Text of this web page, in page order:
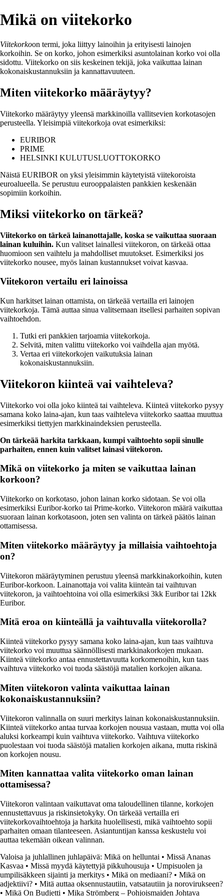
Mikä on viitekorko
Viitekorkoon termi, joka liittyy lainoihin ja erityisesti lainojen
korkoihin. Se on korko, johon esimerkiksi asuntolainan korko voi olla
sidottu. Viitekorko on siis keskeinen tekijä, joka vaikuttaa lainan
kokonaiskustannuksiin ja kannattavuuteen.
Miten viitekorko määräytyy?
Viitekorko määräytyy yleensä markkinoilla vallitsevien korkotasojen
perusteella. Yleisimpiä viitekorkoja ovat esimerkiksi:
EURIBOR
PRIME
HELSINKI KULUTUSLUOTTOKORKO
Näistä EURIBOR on yksi yleisimmin käytetyistä viitekoroista
euroalueella. Se perustuu eurooppalaisten pankkien keskenään
sopimiin korkoihin.
Miksi viitekorko on tärkeä?
Viitekorko on tärkeä lainanottajalle, koska se vaikuttaa suoraan
lainan kuluihin. Kun valitset lainallesi viitekoron, on tärkeää ottaa
huomioon sen vaihtelu ja mahdolliset muutokset. Esimerkiksi jos
viitekorko nousee, myös lainan kustannukset voivat kasvaa.
Viitekoron vertailu eri lainoissa
Kun harkitset lainan ottamista, on tärkeää vertailla eri lainojen
viitekorkoja. Tämä auttaa sinua valitsemaan itsellesi parhaiten sopivan
vaihtoehdon.
Tutki eri pankkien tarjoamia viitekorkoja.
Selvitä, miten valittu viitekorko voi vaihdella ajan myötä.
Vertaa eri viitekorkojen vaikutuksia lainan
kokonaiskustannuksiin.
Viitekoron kiinteä vai vaihteleva?
Viitekorko voi olla joko kiinteä tai vaihteleva. Kiinteä viitekorko pysyy
samana koko laina-ajan, kun taas vaihteleva viitekorko saattaa muuttua
esimerkiksi tiettyjen markkinaindeksien perusteella.
On tärkeää harkita tarkkaan, kumpi vaihtoehto sopii sinulle
parhaiten, ennen kuin valitset lainasi viitekoron.
Mikä on viitekorko ja miten se vaikuttaa lainan
korkoon?
Viitekorko on korkotaso, johon lainan korko sidotaan. Se voi olla
esimerkiksi Euribor-korko tai Prime-korko. Viitekoron määrä vaikuttaa
suoraan lainan korkotasoon, joten sen valinta on tärkeä päätös lainan
ottamisessa.
Miten viitekorko määräytyy ja millaisia vaihtoehtoja
on?
Viitekoron määräytyminen perustuu yleensä markkinakorkoihin, kuten
Euribor-korkoon. Lainanottaja voi valita kiinteän tai vaihtuvan
viitekoron, ja vaihtoehtoina voi olla esimerkiksi 3kk Euribor tai 12kk
Euribor.
Mitä eroa on kiinteällä ja vaihtuvalla viitekorolla?
Kiinteä viitekorko pysyy samana koko laina-ajan, kun taas vaihtuva
viitekorko voi muuttua säännöllisesti markkinakorkojen mukaan.
Kiinteä viitekorko antaa ennustettavuutta korkomenoihin, kun taas
vaihtuva viitekorko voi tuoda säästöjä matalien korkojen aikana.
Miten viitekoron valinta vaikuttaa lainan
kokonaiskustannuksiin?
Viitekoron valinnalla on suuri merkitys lainan kokonaiskustannuksiin.
Kiinteä viitekorko antaa turvaa korkojen nousua vastaan, mutta voi olla
aluksi korkeampi kuin vaihtuva viitekorko. Vaihtuva viitekorko
puolestaan voi tuoda säästöjä matalien korkojen aikana, mutta riskinä
on korkojen nousu.
Miten kannattaa valita viitekorko oman lainan
ottamisessa?
Viitekoron valintaan vaikuttavat oma taloudellinen tilanne, korkojen
ennustettavuus ja riskinsietokyky. On tärkeää vertailla eri
viitekorkovaihtoehtoja ja harkita huolellisesti, mikä vaihtoehto sopii
parhaiten omaan tilanteeseen. Asiantuntijan kanssa keskustelu voi
auttaa tekemään oikean valinnan.
Valoisa ja juhlallinen juhlapäivä: Mikä on helluntai • Missä Ananas
Kasvaa • Missä myydä käytettyjä pikkuhousuja • Umpisuolen ja
umpilisäkkeen sijainti ja merkitys • Mikä on mediaani? • Mikä on
adjektiivi? • Mitä auttaa oksennustautiin, vatsatautiin ja norovirukseen?
• Mikä On Budjetti • Mika Strömberg – Pohjoismaiden Johtava